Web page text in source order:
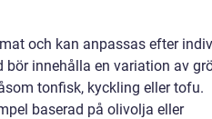
och kan anpassas efter
innehålla en variation av
tonfisk, kyckling eller tofu.
baserad på olivolja eller